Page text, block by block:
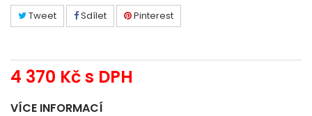
Tweet Sdílet Pinterest
4 370 Kčs DPH
VÍCE INFORMACÍ